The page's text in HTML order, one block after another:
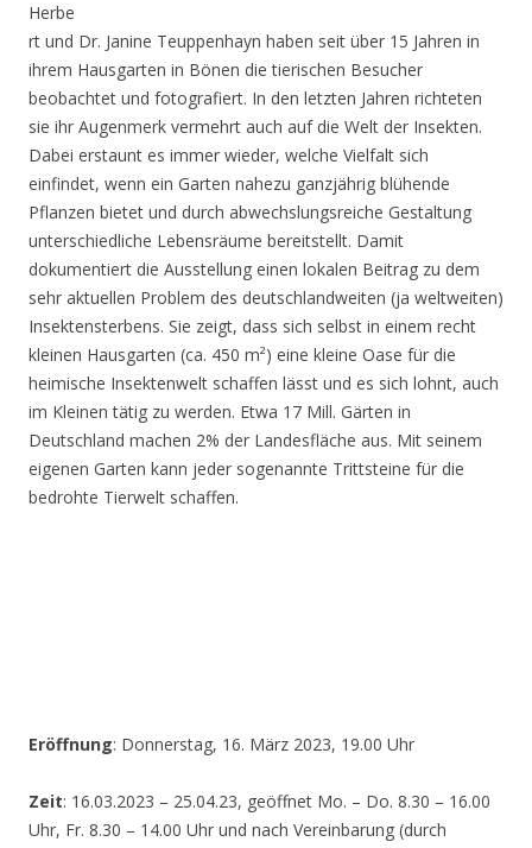
Herbe
rt und Dr. Janine Teuppenhayn haben seit über 15 Jahren in
ihrem Hausgarten in Bönen die tierischen Besucher
beobachtet und fotografiert. In den letzten Jahren richteten
sie ihr Augenmerk vermehrt auch auf die Welt der Insekten.
Dabei erstaunt es immer wieder, welche Vielfalt sich
einfindet, wenn ein Garten nahezu ganzjährig blühende
Pflanzen bietet und durch abwechslungsreiche Gestaltung
unterschiedliche Lebensräume bereitstellt. Damit
dokumentiert die Ausstellung einen lokalen Beitrag zu dem
sehr aktuellen Problem des deutschlandweiten (ja weltweiten)
Insektensterbens. Sie zeigt, dass sich selbst in einem recht
kleinen Hausgarten (ca. 450 m²) eine kleine Oase für die
heimische Insektenwelt schaffen lässt und es sich lohnt, auch
im Kleinen tätig zu werden. Etwa 17 Mill. Gärten in
Deutschland machen 2% der Landesfläche aus. Mit seinem
eigenen Garten kann jeder sogenannte Trittsteine für die
bedrohte Tierwelt schaffen.
Eröffnung: Donnerstag, 16. März 2023, 19.00 Uhr
Zeit: 16.03.2023 – 25.04.23, geöffnet Mo. – Do. 8.30 – 16.00
Uhr, Fr. 8.30 – 14.00 Uhr und nach Vereinbarung (durch